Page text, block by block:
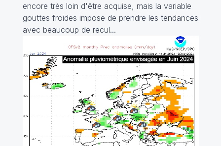
encore très loin d'être acquise, mais la variable
gouttes froides impose de prendre les tendances
avec beaucoup de recul...